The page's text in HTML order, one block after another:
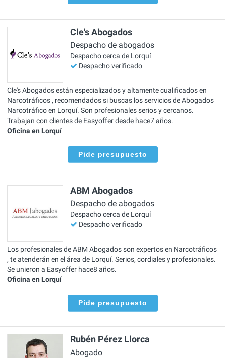
Cle's Abogados
Despacho de abogados
Despacho cerca de Lorquí
Despacho verificado
Cle's Abogados están especializados y altamente cualificados en
Narcotráficos , recomendados si buscas los servicios de Abogados
Narcotráfico en Lorquí. Son profesionales serios y cercanos.
Trabajan con clientes de Easyoffer desde hace7 años.
Oficina en Lorquí
Pide presupuesto
ABM Abogados
Despacho de abogados
Despacho cerca de Lorquí
Despacho verificado
Los profesionales de ABM Abogados son expertos en Narcotráficos
, te atenderán en el área de Lorquí. Serios, cordiales y profesionales.
Se unieron a Easyoffer hace8 años.
Oficina en Lorquí
Pide presupuesto
Rubén Pérez Llorca
Abogado